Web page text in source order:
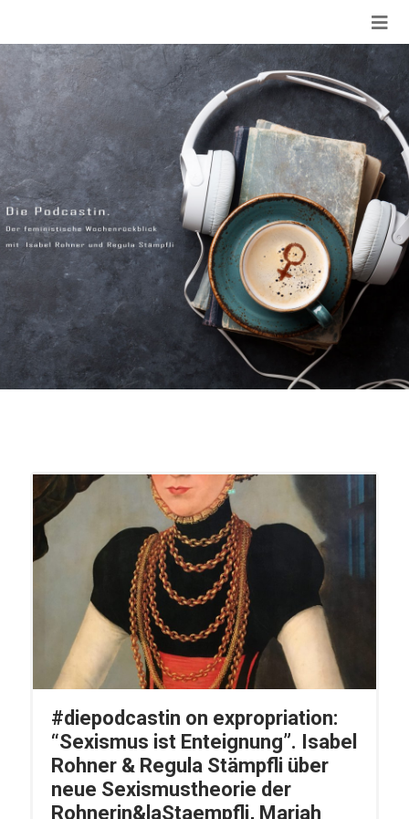
#diepodcastin on expropriation:
“Sexismus ist Enteignung”. Isabel
Rohner & Regula Stämpfli über
neue Sexismustheorie der
Rohnerin&laStaempfli, Mariah